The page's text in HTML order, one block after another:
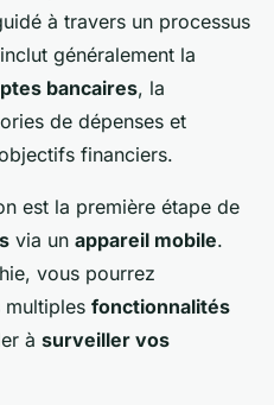
à travers un processus
généralement la
bancaires, la
de dépenses et
financiers.
est la première étape de
via un appareil mobile.
vous pourrez
fonctionnalités
à surveiller vos